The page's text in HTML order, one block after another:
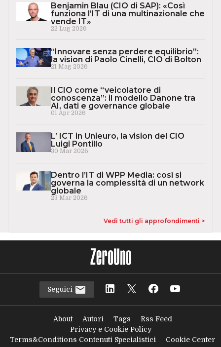
Benjamin Blau (CIO di SAP): «Così
funziona l’IT di una multinazionale che
vende IT»
22 Lug 2026
“Innovare senza perdere equilibrio”:
la vision di Paolo Cinelli, CIO di Bolton
21 Mag 2026
Il CIO come “veicolatore di
conoscenza”: il modello Danone tra
AI, dati e governance globale
01 Apr 2026
L’ ICT in Unieuro, la vision del CIO
Luigi Pontillo
30 Mar 2026
Dentro l’IT di WPP Media: così si
governa la complessità di un network
globale
23 Mar 2026
Vedi tutti gli approfondimenti >
Seguici
About Autori Tags
Rss Feed
Privacy e Cookie Policy
Terms&Conditions Contenuti Specialistici
Cookie Center